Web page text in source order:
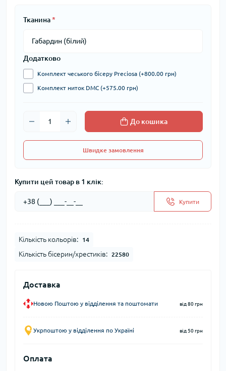
Тканина*
Додатково
Комплект чеського бісеру Preciosa (+800.00 грн)
Комплект ниток DMC (+575.00 грн)
До кошика
Швидке замовлення
Купити цей товар в 1 клік:
Купити
Кількість кольорів: 14
Кількість бісерин/хрестиків: 22580
Доставка
Новою Поштою у відділення та поштомати від 80 грн
Укрпоштою у відділення по Україні від 50 грн
Оплата